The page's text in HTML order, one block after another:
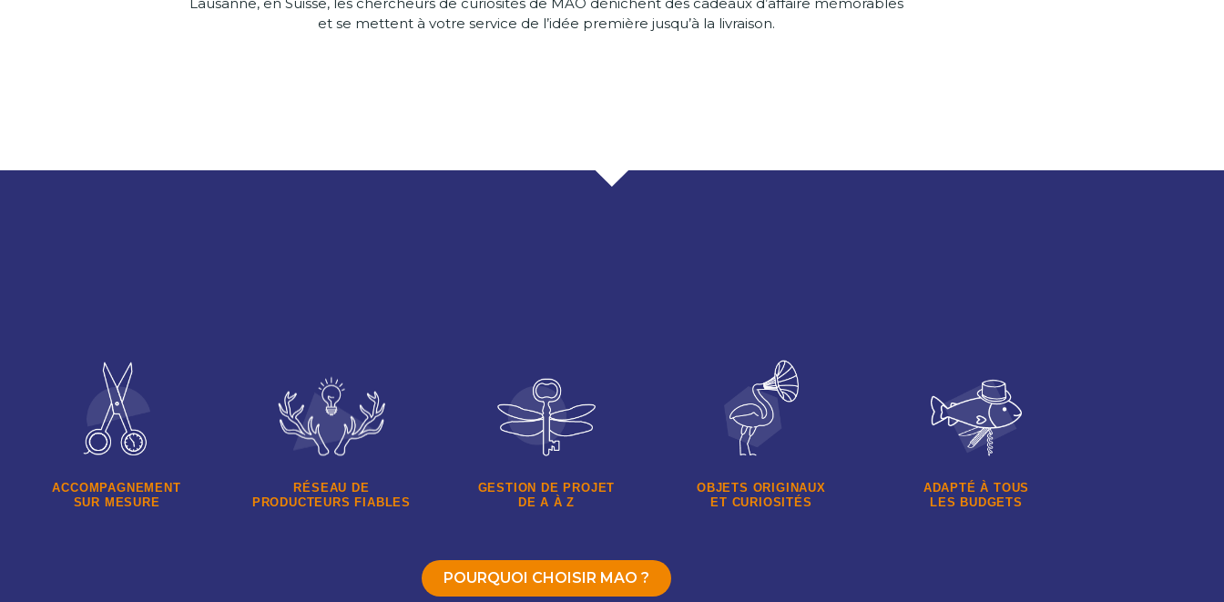
et se mettent à votre service de l’idée première jusqu’à la livraison.
ACCOMPAGNEMENT
SUR MESURE
RÉSEAU DE
PRODUCTEURS FIABLES
GESTION DE PROJET
DE A À Z
OBJETS ORIGINAUX
ET CURIOSITÉS
ADAPTÉ À TOUS
LES BUDGETS
POURQUOI CHOISIR MAO ?